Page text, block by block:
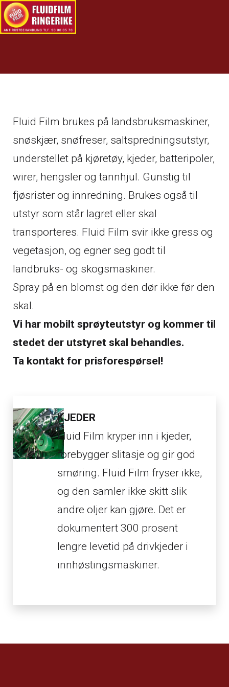
Fluid Film brukes på landsbruksmaskiner,
snøskjær, snøfreser, saltspredningsutstyr,
understellet på kjøretøy, kjeder, batteripoler,
wirer, hengsler og tannhjul. Gunstig til
fjøsrister og innredning. Brukes også til
utstyr som står lagret eller skal
transporteres. Fluid Film svir ikke gress og
vegetasjon, og egner seg godt til
landbruks- og skogsmaskiner.
Spray på en blomst og den dør ikke før den
skal.
Vi har mobilt sprøyteutstyr og kommer til
stedet der utstyret skal behandles.
Ta kontakt for prisforespørsel!
KJEDER
Fluid Film kryper inn i kjeder,
forebygger slitasje og gir god
smøring. Fluid Film fryser ikke,
og den samler ikke skitt slik
andre oljer kan gjøre. Det er
dokumentert 300 prosent
lengre levetid på drivkjeder i
innhøstingsmaskiner.